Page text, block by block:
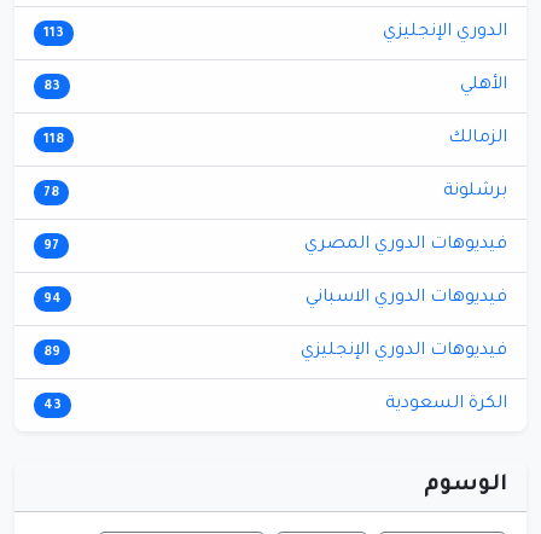
الدوري الإنجليزي 113
الأهلي 83
الزمالك 118
برشلونة 78
فيديوهات الدوري المصري 97
فيديوهات الدوري الاسباني 94
فيديوهات الدوري الإنجليزي 89
الكرة السعودية 43
الوسوم